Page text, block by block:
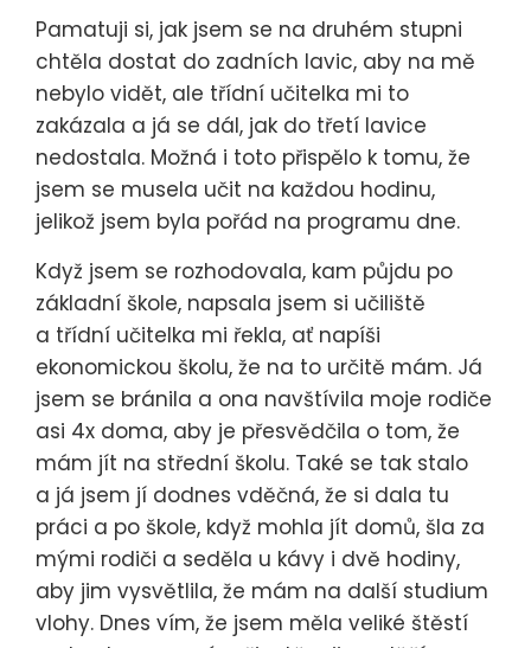
Pamatuji si, jak jsem se na druhém stupni
chtěla dostat do zadních lavic, aby na mě
nebylo vidět, ale třídní učitelka mi to
zakázala a já se dál, jak do třetí lavice
nedostala. Možná i toto přispělo k tomu, že
jsem se musela učit na každou hodinu,
jelikož jsem byla pořád na programu dne.
Když jsem se rozhodovala, kam půjdu po
základní škole, napsala jsem si učiliště
a třídní učitelka mi řekla, ať napíši
ekonomickou školu, že na to určitě mám. Já
jsem se bránila a ona navštívila moje rodiče
asi 4x doma, aby je přesvědčila o tom, že
mám jít na střední školu. Také se tak stalo
a já jsem jí dodnes vděčná, že si dala tu
práci a po škole, když mohla jít domů, šla za
mými rodiči a seděla u kávy i dvě hodiny,
aby jim vysvětlila, že mám na další studium
vlohy. Dnes vím, že jsem měla veliké štěstí